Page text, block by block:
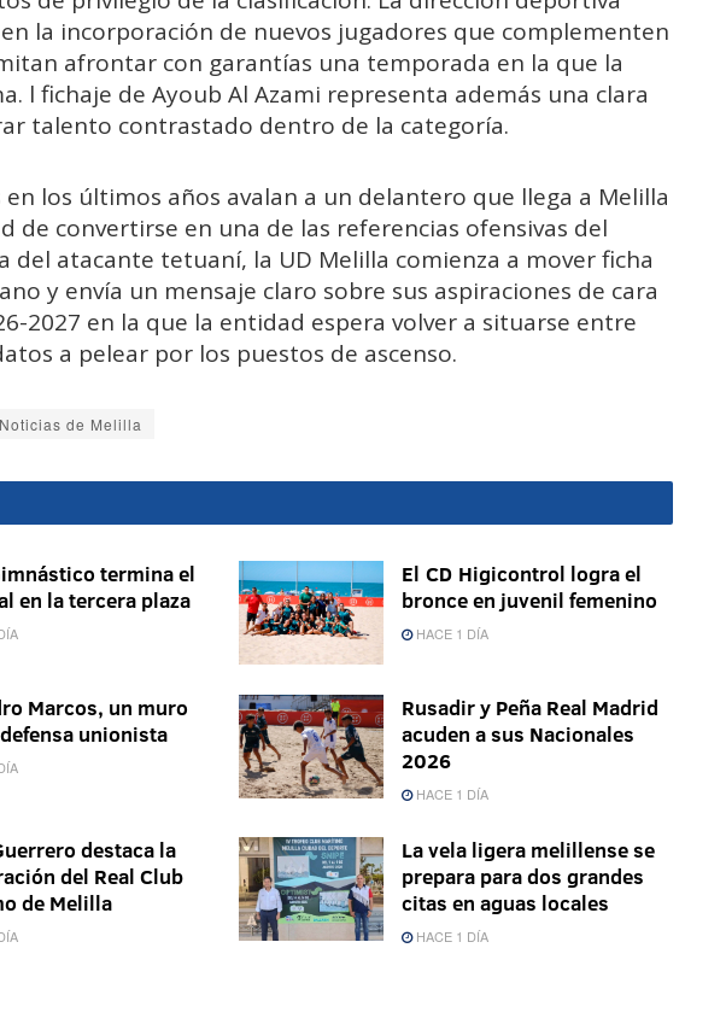
la incorporación de nuevos jugadores que complementen
afrontar con garantías una temporada en la que la
l fichaje de Ayoub Al Azami representa además una clara
talento contrastado dentro de la categoría.
en los últimos años avalan a un delantero que llega a Melilla
de convertirse en una de las referencias ofensivas del
del atacante tetuaní, la UD Melilla comienza a mover ficha
y envía un mensaje claro sobre sus aspiraciones de cara
2027 en la que la entidad espera volver a situarse entre
a pelear por los puestos de ascenso.
Noticias de Melilla
termina el
en la tercera plaza
El CD Higicontrol logra el
bronce en juvenil femenino
HACE 1 DÍA
Marcos, un muro
unionista
Rusadir y Peña Real Madrid
acuden a sus Nacionales
2026
HACE 1 DÍA
destaca la
del Real Club
de Melilla
La vela ligera melillense se
prepara para dos grandes
citas en aguas locales
HACE 1 DÍA